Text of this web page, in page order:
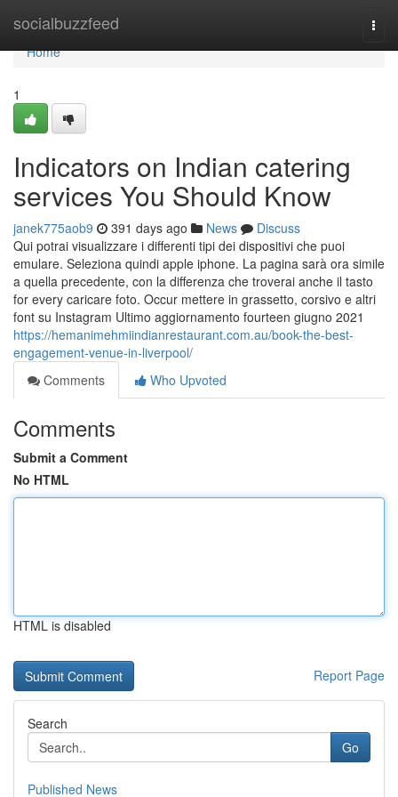
socialbuzzfeed
Home
Home
1
Indicators on Indian catering
services You Should Know
janek775aob9 391 days ago News
Discuss
Qui potrai visualizzare i differenti tipi dei dispositivi che puoi
emulare. Seleziona quindi apple iphone. La pagina sarà ora simile
a quella precedente, con la differenza che troverai anche il tasto
for every caricare foto. Occur mettere in grassetto, corsivo e altri
font su Instagram Ultimo aggiornamento fourteen giugno 2021
https://hemanimehmiindianrestaurant.com.au/book-the-best-
engagement-venue-in-liverpool/
Comments
Who Upvoted
Comments
Submit a Comment
No HTML
HTML is disabled
Report Page
Search
Go
Published News